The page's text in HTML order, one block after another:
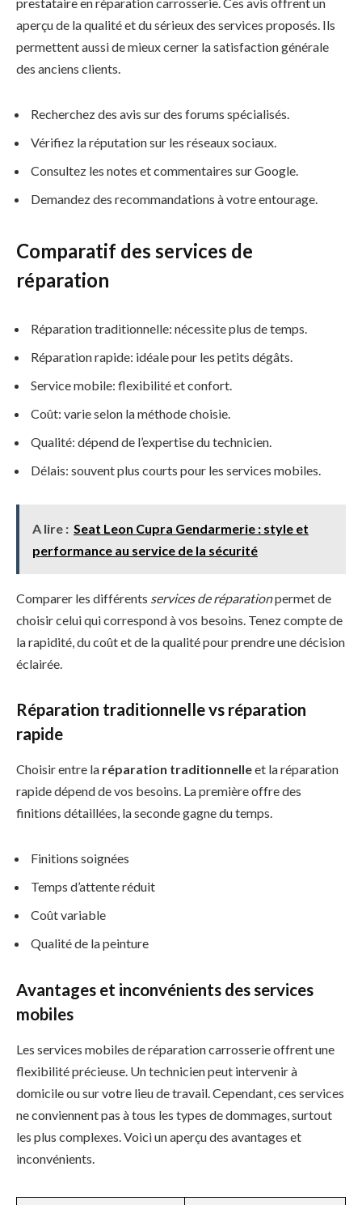
prestataire en réparation carrosserie. Ces avis offrent un
aperçu de la qualité et du sérieux des services proposés. Ils
permettent aussi de mieux cerner la satisfaction générale
des anciens clients.
Recherchez des avis sur des forums spécialisés.
Vérifiez la réputation sur les réseaux sociaux.
Consultez les notes et commentaires sur Google.
Demandez des recommandations à votre entourage.
Comparatif des services de
réparation
Réparation traditionnelle: nécessite plus de temps.
Réparation rapide: idéale pour les petits dégâts.
Service mobile: flexibilité et confort.
Coût: varie selon la méthode choisie.
Qualité: dépend de l’expertise du technicien.
Délais: souvent plus courts pour les services mobiles.
A lire : Seat Leon Cupra Gendarmerie : style et
performance au service de la sécurité
Comparer les différents services de réparationpermet de
choisir celui qui correspond à vos besoins. Tenez compte de
la rapidité, du coût et de la qualité pour prendre une décision
éclairée.
Réparation traditionnelle vs réparation
rapide
Choisir entre la réparation traditionnelleet la réparation
rapide dépend de vos besoins. La première offre des
finitions détaillées, la seconde gagne du temps.
Finitions soignées
Temps d’attente réduit
Coût variable
Qualité de la peinture
Avantages et inconvénients des services
mobiles
Les services mobiles de réparation carrosserie offrent une
flexibilité précieuse. Un technicien peut intervenir à
domicile ou sur votre lieu de travail. Cependant, ces services
ne conviennent pas à tous les types de dommages, surtout
les plus complexes. Voici un aperçu des avantages et
inconvénients.